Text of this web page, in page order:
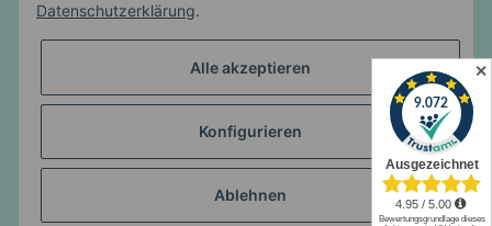
Gesetzliche Informationen
* Alle Preise inkl. gesetzlicher USt., zzgl.Versand
Hier verwendete Produktbezeichnungen, Logos und
Abbildungen sind Eigentum des jeweiligen Herstellers oder Besitzers und
Datenschutzerklärung.
Alle akzeptieren
Konfigurieren
Ablehnen
✕